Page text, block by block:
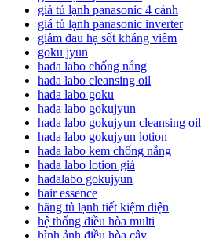
giá tủ lạnh panasonic 4 cánh
giá tủ lạnh panasonic inverter
giảm đau hạ sốt kháng viêm
goku jyun
hada labo chống nắng
hada labo cleansing oil
hada labo goku
hada labo gokujyun
hada labo gokujyun cleansing oil
hada labo gokujyun lotion
hada labo kem chống nắng
hada labo lotion giá
hadalabo gokujyun
hair essence
hãng tủ lạnh tiết kiệm điện
hệ thống điều hòa multi
hình ảnh điều hòa cây